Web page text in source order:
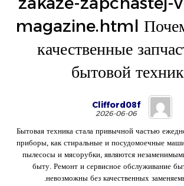
magazine.html
качественные
бытовой
Clifford08f
2026-06-06
Бытовая техника стала привычной частью
приборы, как стиральные и посудомоечные
пылесосы и мясорубки, являются
быту. Ремонт и сервисное обслуживание
невозможны без качественных